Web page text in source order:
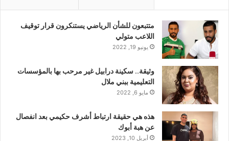
متتبعون للشأن الرياضي يستنكرون قرار توقيف
اللاعب متولي
يونيو 19, 2022
وثيقة.. سكينة درابيل غير مرحب بها بالمؤسسات
التعليمية ببني ملال
مايو 6, 2022
هذه هي حقيقة ارتباط أشرف حكيمي بعد انفصال
عن هبة أبوك
أبريل 10, 2023